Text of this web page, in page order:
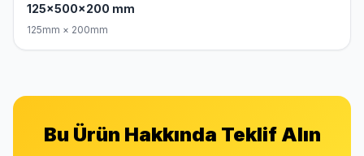
125x500x200 mm
125mm × 200mm
Bu Ürün Hakkında Teklif Alın